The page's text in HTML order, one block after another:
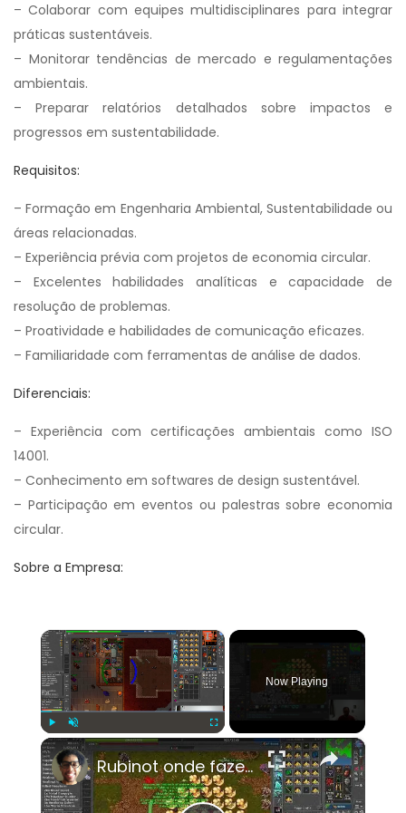
– Colaborar com equipes multidisciplinares para integrar
práticas sustentáveis.
– Monitorar tendências de mercado e regulamentações
ambientais.
– Preparar relatórios detalhados sobre impactos e
progressos em sustentabilidade.
Requisitos:
– Formação em Engenharia Ambiental, Sustentabilidade ou
áreas relacionadas.
– Experiência prévia com projetos de economia circular.
– Excelentes habilidades analíticas e capacidade de
resolução de problemas.
– Proatividade e habilidades de comunicação eficazes.
– Familiaridade com ferramentas de análise de dados.
Diferenciais:
– Experiência com certificações ambientais como ISO
14001.
– Conhecimento em softwares de design sustentável.
– Participação em eventos ou palestras sobre economia
circular.
Sobre a Empresa:
×
Play Unmute Fullscreen
Now Playing
×
Rubinot onde fazer a Task de Oramond